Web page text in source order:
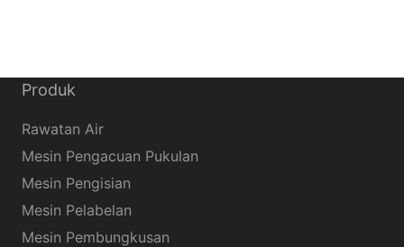
Produk
Rawatan Air
Mesin Pengacuan Pukulan
Mesin Pengisian
Mesin Pelabelan
Mesin Pembungkusan